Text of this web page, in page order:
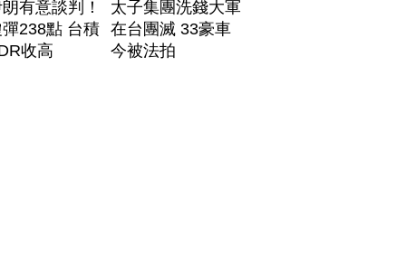
有意談判！
238點 台積
收高
太子集團洗錢大軍
在台團滅 33豪車
今被法拍